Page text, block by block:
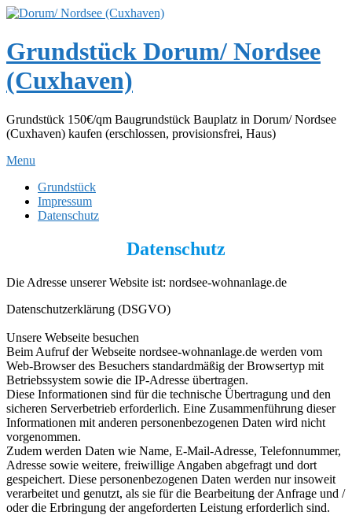
Skip
content
Grundstück Dorum/ Nordsee
(Cuxhaven)
Grundstück 150€/qm Baugrundstück Bauplatz in Dorum/ Nordsee
(Cuxhaven) kaufen (erschlossen, provisionsfrei, Haus)
Menu
Grundstück
Impressum
Datenschutz
Datenschutz
Die Adresse unserer Website ist: nordsee-wohnanlage.de
Datenschutzerklärung (DSGVO)
Unsere Webseite besuchen
Beim Aufruf der Webseite nordsee-wohnanlage.de werden vom
Web-Browser des Besuchers standardmäßig der Browsertyp mit
Betriebssystem sowie die IP-Adresse übertragen.
Diese Informationen sind für die technische Übertragung und den
sicheren Serverbetrieb erforderlich. Eine Zusammenführung dieser
Informationen mit anderen personenbezogenen Daten wird nicht
vorgenommen.
Zudem werden Daten wie Name, E-Mail-Adresse, Telefonnummer,
Adresse sowie weitere, freiwillige Angaben abgefragt und dort
gespeichert. Diese personenbezogenen Daten werden nur insoweit
verarbeitet und genutzt, als sie für die Bearbeitung der Anfrage und /
oder die Erbringung der angeforderten Leistung erforderlich sind.